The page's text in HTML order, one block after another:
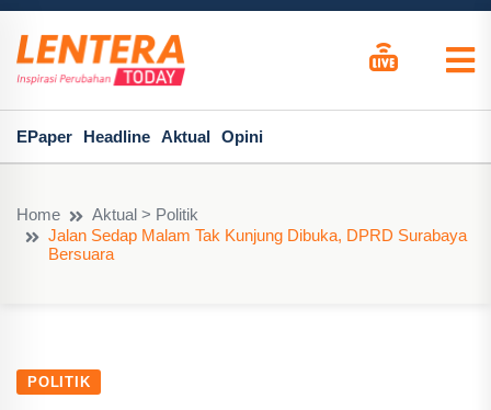
EPaper Headline Aktual Opini
Home
Aktual > Politik
Jalan Sedap Malam Tak Kunjung Dibuka, DPRD Surabaya
Bersuara
POLITIK